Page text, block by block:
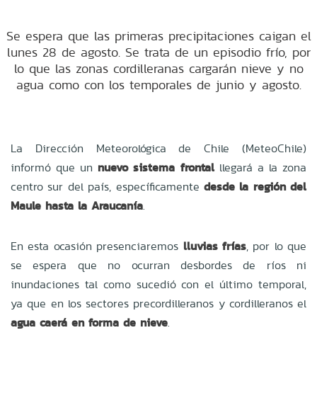
Se espera que las primeras precipitaciones caigan el
lunes 28 de agosto. Se trata de un episodio frío, por
lo que las zonas cordilleranas cargarán nieve y no
agua como con los temporales de junio y agosto.
La Dirección Meteorológica de Chile (MeteoChile)
informó que un nuevo sistema frontalllegará a la zona
centro sur del país, específicamente desde la región del
Maule hasta la Araucanía.
En esta ocasión presenciaremos lluvias frías, por lo que
se espera que no ocurran desbordes de ríos ni
inundaciones tal como sucedió con el último temporal,
ya que en los sectores precordilleranos y cordilleranos el
agua caerá en forma de nieve.